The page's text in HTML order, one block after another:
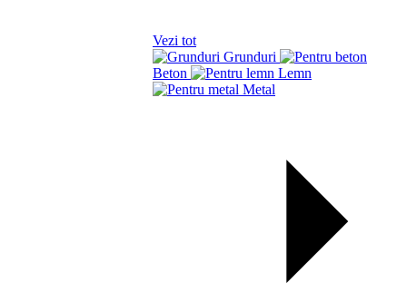
Vezi tot
Grunduri
Beton
Lemn
Metal